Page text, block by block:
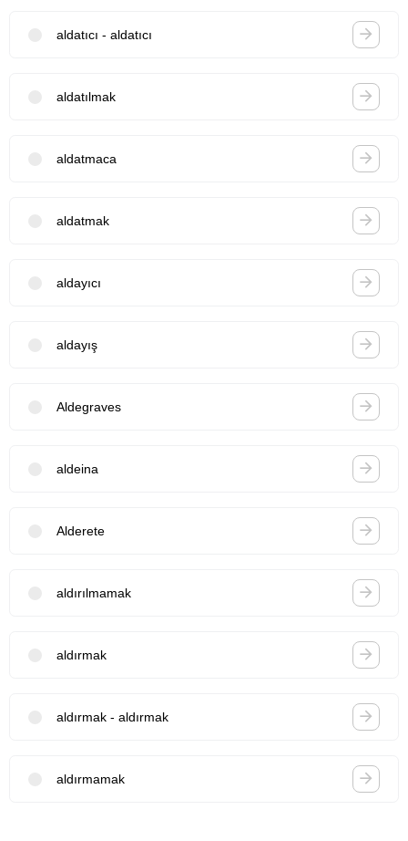
aldatıcı - aldatıcı
aldatılmak
aldatmaca
aldatmak
aldayıcı
aldayış
Aldegraves
aldeina
Alderete
aldırılmamak
aldırmak
aldırmak - aldırmak
aldırmamak